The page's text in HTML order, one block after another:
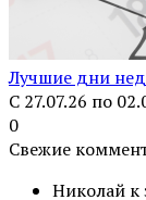
Лучшие дни
С 27.07.26 по
0
Свежие
Николай к